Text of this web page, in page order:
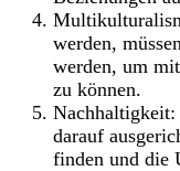
werden,
werden, um
zu können.
Nachhaltigkeit:
darauf
finden und die